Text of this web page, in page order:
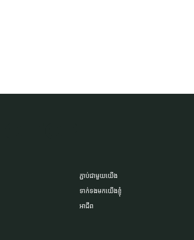
ភ្ជាប់ជាមួយយើង
ទាក់ទងមកយើងខ្ញុំ
អាជីព